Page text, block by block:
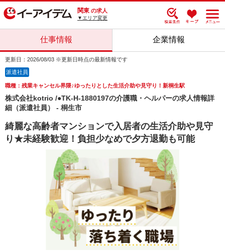
関東 の求人
▼エリア変更
仕事情報 企業情報
更新日：2026/08/03 ※更新日時点の最新情報です
派遣社員
職種：残業キャンセル界隈♪ゆったりとした生活介助や見守り！新桐生駅
株式会社kotrio /●TK-H-1880197の介護職・ヘルパーの求人情報詳
細（派遣社員） - 桐生市
綺麗な高齢者マンションで入居者の生活介助や見守
り★未経験歓迎！負担少なめで夕方退勤も可能